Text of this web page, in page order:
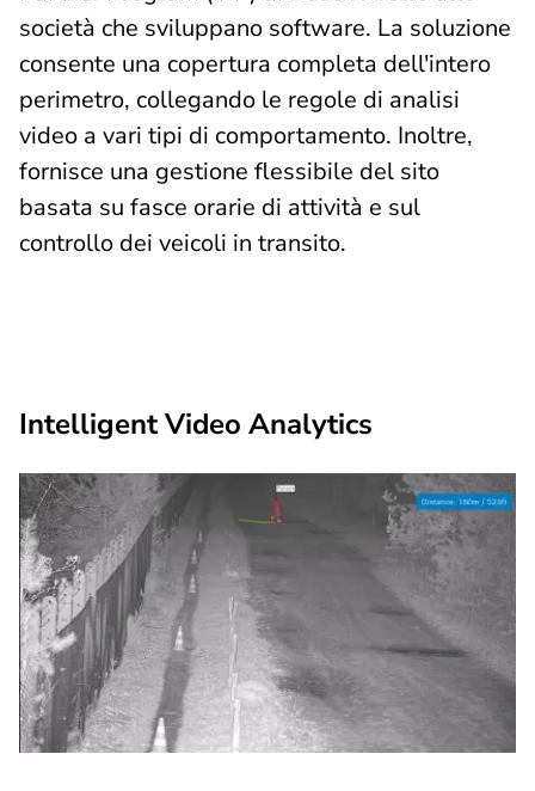
società che sviluppano software. La soluzione
consente una copertura completa dell'intero
perimetro, collegando le regole di analisi
video a vari tipi di comportamento. Inoltre,
fornisce una gestione flessibile del sito
basata su fasce orarie di attività e sul
controllo dei veicoli in transito.
Intelligent Video Analytics